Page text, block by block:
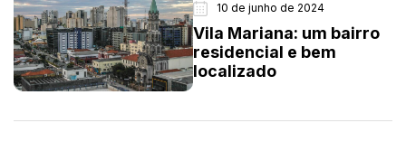
10 de junho de 2024
Vila Mariana: um bairro
residencial e bem
localizado